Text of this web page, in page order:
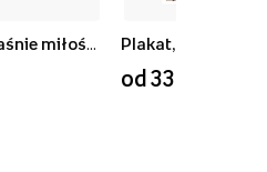
od 33,90 zł